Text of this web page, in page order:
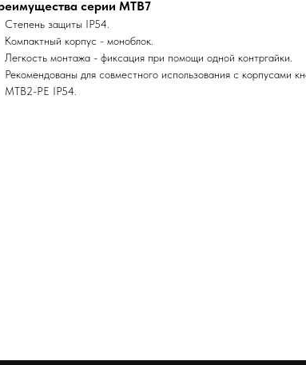
серии MTB7
Степень защиты IP54.
Компактный корпус - моноблок.
Легкость монтажа - фиксация при помощи одной контргайки.
Рекомендованы для совместного использования с корпусами
MTB2-PE IP54.